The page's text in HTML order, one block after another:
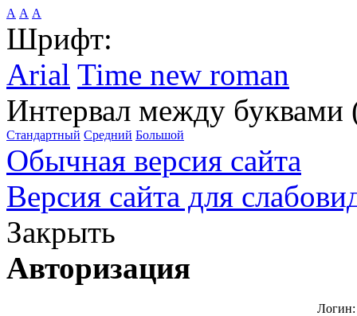
А А А
Шрифт:
Arial Time new roman
Интервал между буквами
Стандартный Средний Большой
Обычная версия сайта
Версия сайта для
Закрыть
Авторизация
Логин: